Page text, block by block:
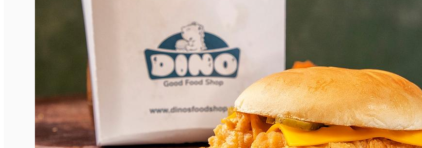
English
Închirieri auto
Închirieri biciclete
Încărcare vehicule electrice